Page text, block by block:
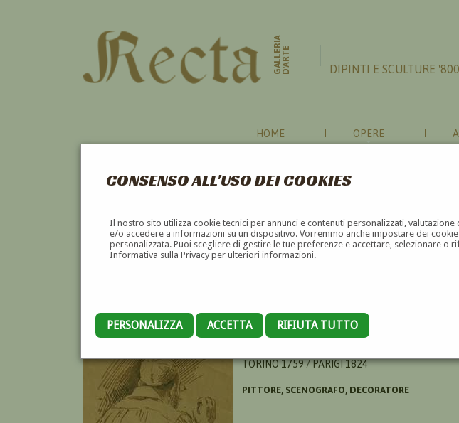
CONSENSO ALL'USO DEI COOKIES
Il nostro sito utilizza cookie tecnici per annunci e contenuti personalizzati,
e/o accedere a informazioni su un dispositivo. Vorremmo anche impostare dei
personalizzata. Puoi scegliere di gestire le tue preferenze e accettare, selezionare
Informativa sulla Privacy per ulteriori informazioni.
PERSONALIZZA ACCETTA RIFIUTA TUTTO
GALLERIAD'ARTE DIPINTI E SCULTURE
HOME OPERE
IGNAZIO DEGOTTI
TORINO 1759 / PARIGI 1824
PITTORE, SCENOGRAFO, DECORATORE